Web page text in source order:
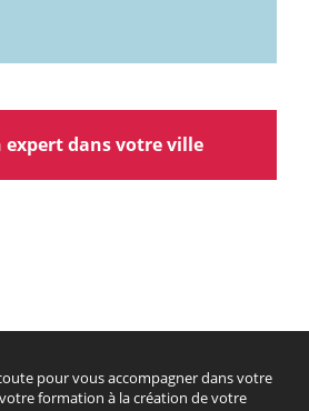
expert dans votre ville
pour vous accompagner dans votre
formation à la création de votre